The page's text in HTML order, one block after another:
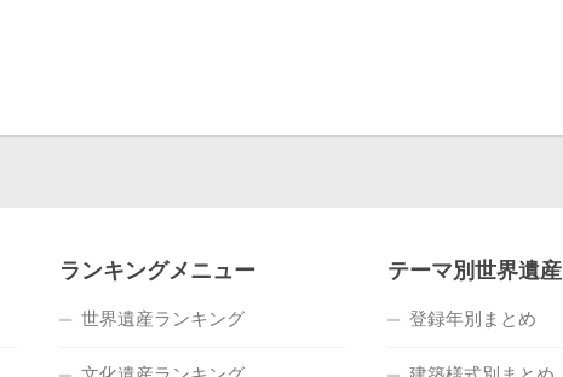
ランキングメニュー
世界遺産ランキング
テーマ別世界遺産
登録年別まとめ